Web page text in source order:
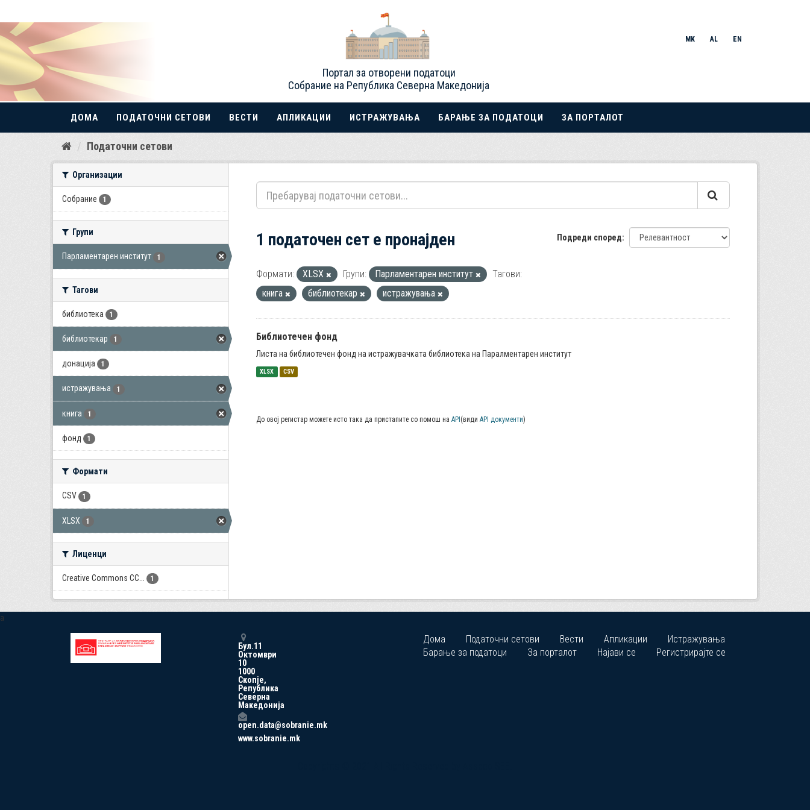
Прескокнете
Портал за отворени податоци
Собрание на Република Северна Македонија
MK AL EN
ДОМА ПОДАТОЧНИ СЕТОВИ ВЕСТИ АПЛИКАЦИИ ИСТРАЖУВАЊА БАРАЊЕ ЗА ПОДАТОЦИ ЗА ПОРТАЛОТ
Податочни сетови
Организации
Собрание 1
Групи
Парламентарен институт 1
Тагови
библиотека 1
библиотекар 1
донација 1
истражувања 1
книга 1
фонд 1
Формати
CSV 1
XLSX 1
Лиценци
Creative Commons CC... 1
Подреди според
1 податочен сет е пронајден
Формати: XLSX Групи: Парламентарен институт
Тагови:
книга
библиотекар истражувања
Библиотечен фонд
Листа на библиотечен фонд на истражувачката библиотека на Паралментарен институт
XLSX CSV
До овој регистар можете исто така да пристапите со помош на API (види API документи)
a
Бул.11
Октомври
10
1000
Скопје,
Република
Северна
Македонија
open.data@sobranie.mk
www.sobranie.mk
Дома Податочни сетови Вести Апликации
Истражувања
Барање за податоци
За порталот Најави се Регистрирајте се